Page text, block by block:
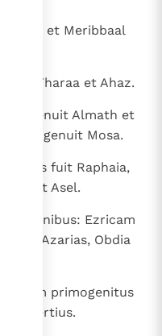
et Meribbaal
et Tharaa et Ahaz.
genuit Almath et
genuit Mosa.
filius fuit Raphaia,
genuit Asel.
nominibus: Ezricam
Azarias, Obdia
Ulam primogenitus
tertius.